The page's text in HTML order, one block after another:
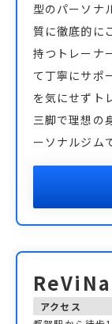
型のパーソナ
質に徹底的に
持つトレーナ
て丁寧にサポ
を気にせずト
三脚で理想の
ーソナルジム
アクセス